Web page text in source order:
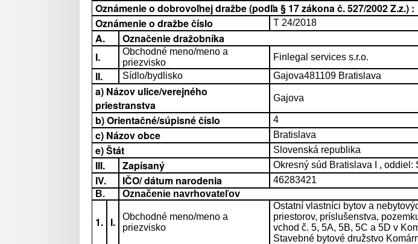
Oznámenie o dobrovoľnej dražbe (podľa § 17 zákona č. 527/2002 Z.z.) :
Oznámenie o dražbe číslo
T 24/2018
A.
Označenie dražobníka
I.
Obchodné meno/meno a
priezvisko
Finlegal services s.r.o.
II. Sídlo/bydlisko Gajova481109 Bratislava
a) Názov ulice/verejného
priestranstva
Gajova
b) Orientačné/súpisné číslo 4
c) Názov obce Bratislava
e) Štát Slovenská republika
III. Zapísaný Okresný súd Bratislava I , oddiel:
IV. IČO/ dátum narodenia
46283421
B.
Označenie navrhovateľov
1. I.
Obchodné meno/meno a
priezvisko
Ostatní vlastníci bytov a
priestorov, príslušenstva,
vchod č. 5, 5A, 5B, 5C a 5D v
Stavebné bytové družstvo